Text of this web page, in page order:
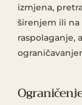
izmjena,
širenjem ili
raspolaganje,